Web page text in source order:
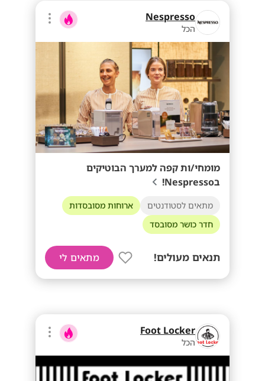
Nespresso
הכל
מומחי/ות קפה למערך הבוטיקים
בNespresso!
מתאים לסטודנטים
ארוחות מסובסדות
חדר כושר מסובסד
תנאים מעולים! מתאים לי
Foot Locker
הכל